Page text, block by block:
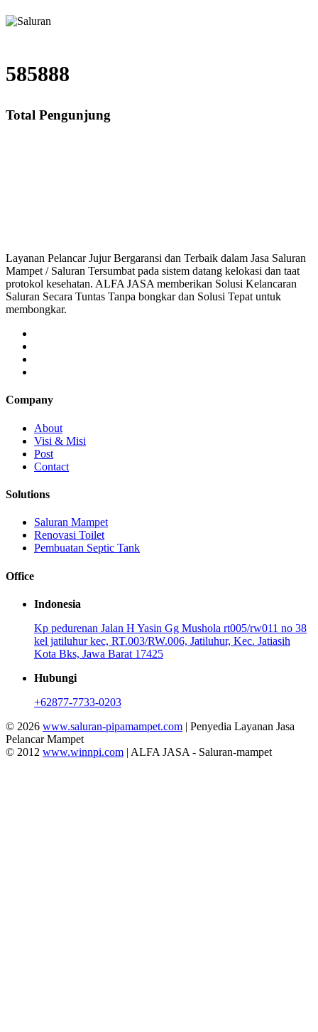
585888
Total Pengunjung
Layanan Pelancar Jujur Bergaransi dan Terbaik dalam Jasa Saluran
Mampet / Saluran Tersumbat pada sistem datang kelokasi dan taat
protokol kesehatan. ALFA JASA memberikan Solusi Kelancaran
Saluran Secara Tuntas Tanpa bongkar dan Solusi Tepat untuk
membongkar.
Company
About
Visi & Misi
Post
Contact
Solutions
Saluran Mampet
Renovasi Toilet
Pembuatan Septic Tank
Office
Indonesia
Kp pedurenan Jalan H Yasin Gg Mushola rt005/rw011 no 38
kel jatiluhur kec, RT.003/RW.006, Jatiluhur, Kec. Jatiasih
Kota Bks, Jawa Barat 17425
Hubungi
+62877-7733-0203
© 2026 www.saluran-pipamampet.com | Penyedia Layanan Jasa
Pelancar Mampet
© 2012 www.winnpi.com | ALFA JASA - Saluran-mampet